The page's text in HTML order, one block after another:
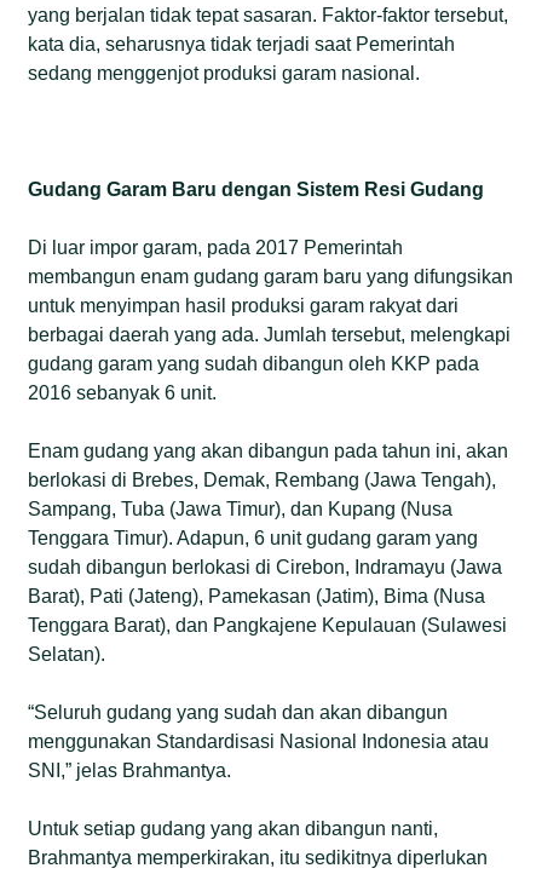
yang berjalan tidak tepat sasaran. Faktor-faktor tersebut,
kata dia, seharusnya tidak terjadi saat Pemerintah
sedang menggenjot produksi garam nasional.
Gudang Garam Baru dengan Sistem Resi Gudang
Di luar impor garam, pada 2017 Pemerintah
membangun enam gudang garam baru yang difungsikan
untuk menyimpan hasil produksi garam rakyat dari
berbagai daerah yang ada. Jumlah tersebut, melengkapi
gudang garam yang sudah dibangun oleh KKP pada
2016 sebanyak 6 unit.
Enam gudang yang akan dibangun pada tahun ini, akan
berlokasi di Brebes, Demak, Rembang (Jawa Tengah),
Sampang, Tuba (Jawa Timur), dan Kupang (Nusa
Tenggara Timur). Adapun, 6 unit gudang garam yang
sudah dibangun berlokasi di Cirebon, Indramayu (Jawa
Barat), Pati (Jateng), Pamekasan (Jatim), Bima (Nusa
Tenggara Barat), dan Pangkajene Kepulauan (Sulawesi
Selatan).
“Seluruh gudang yang sudah dan akan dibangun
menggunakan Standardisasi Nasional Indonesia atau
SNI,” jelas Brahmantya.
Untuk setiap gudang yang akan dibangun nanti,
Brahmantya memperkirakan, itu sedikitnya diperlukan